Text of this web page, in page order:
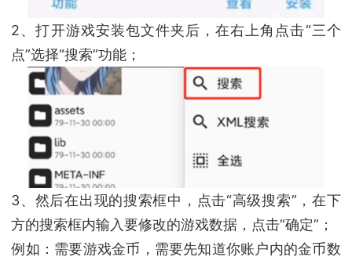
2、打开游戏安装包文件夹后，在右上角点击“三个
点”选择“搜索”功能；
3、然后在出现的搜索框中，点击“高级搜索”，在下
方的搜索框内输入要修改的游戏数据，点击“确定”；
例如：需要游戏金币，需要先知道你账户内的金币数